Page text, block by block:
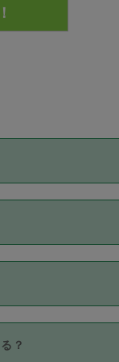
場合は、延長機能
談し、合意の上事
いません。
設定しています。
件数、レビューの
ます。
？